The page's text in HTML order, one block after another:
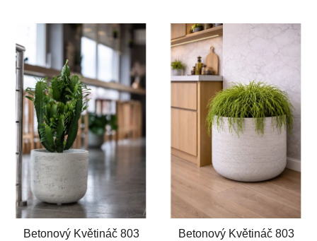
Betonový Květináč 803
Betonový Květináč 803